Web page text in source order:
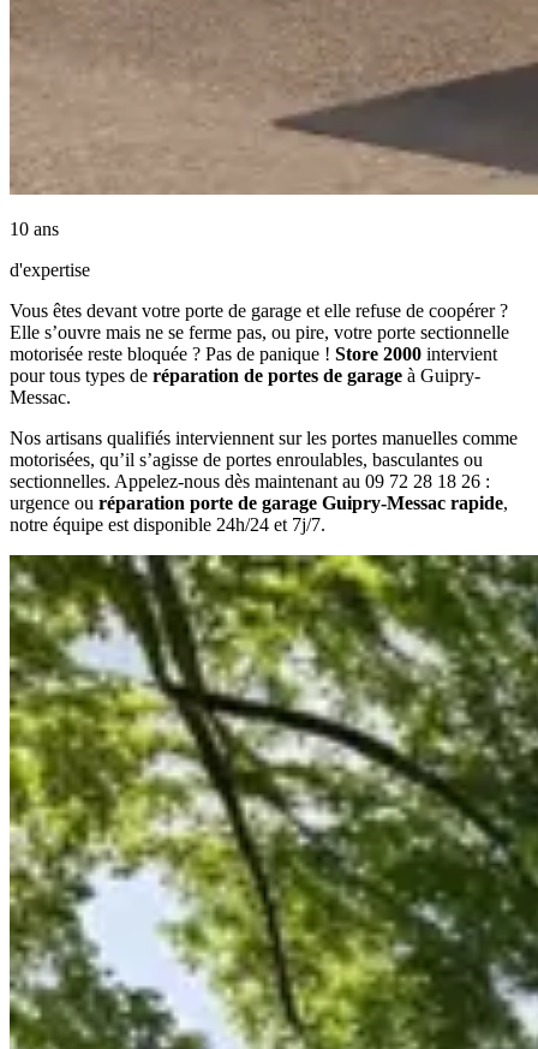
10 ans
d'expertise
Vous êtes devant votre porte de garage et elle refuse de coopérer ?
Elle s’ouvre mais ne se ferme pas, ou pire, votre porte sectionnelle
motorisée reste bloquée ? Pas de panique ! Store 2000 intervient
pour tous types de réparation de portes de garage à Guipry-
Messac.
Nos artisans qualifiés interviennent sur les portes manuelles comme
motorisées, qu’il s’agisse de portes enroulables, basculantes ou
sectionnelles. Appelez-nous dès maintenant au 09 72 28 18 26 :
urgence ou réparation porte de garage Guipry-Messac rapide,
notre équipe est disponible 24h/24 et 7j/7.